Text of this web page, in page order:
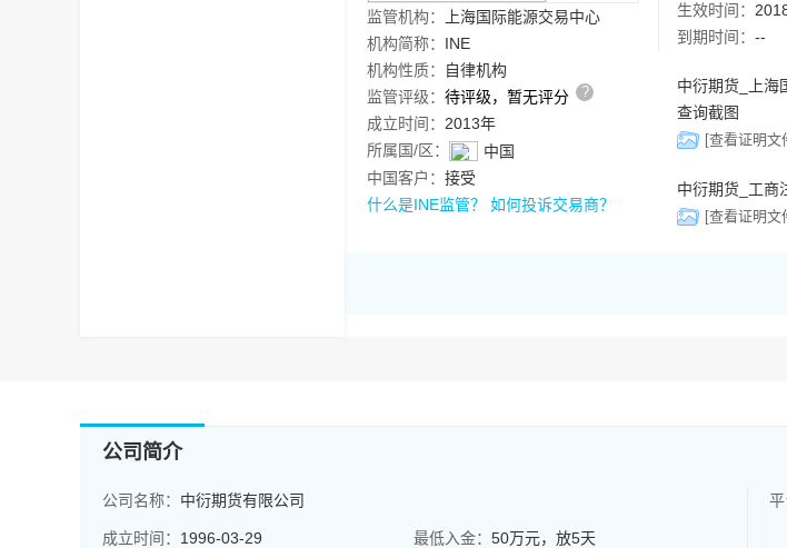
监管机构：
上海国际能源交易中心
机构简称： INE
机构性质：
自律机构
监管评级： 待评级，暂无评分 ?
成立时间： 2013年
所属国/区：
中国
中国客户： 接受
什么是INE监管？ 如何投诉交易商？
生效时间：
到期时间： --
中衍期货_上海
查询截图
[查看证明文
中衍期货_工商
[查看证明文
公司简介
公司名称： 中衍期货有限公司
成立时间： 1996-03-29 最低入金： 50万元，放5天
平